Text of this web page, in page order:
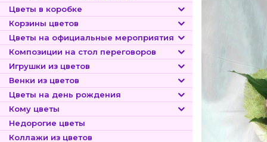
Цветы в коробке
Корзины цветов
Цветы на официальные мероприятия
Композиции на стол переговоров
Игрушки из цветов
Венки из цветов
Цветы на день рождения
Кому цветы
Недорогие цветы
Коллажи из цветов